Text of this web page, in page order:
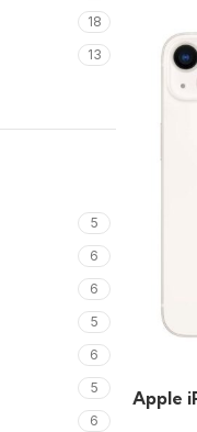
18
13
5
6
6
5
6
5
6
Apple